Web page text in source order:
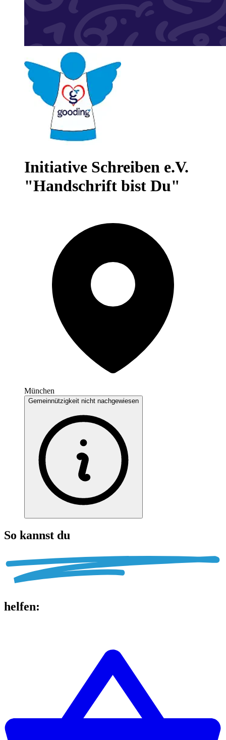
Initiative Schreiben e.V.
"Handschrift bist Du"
München
Gemeinnützigkeit nicht nachgewiesen
So kannst du
helfen: